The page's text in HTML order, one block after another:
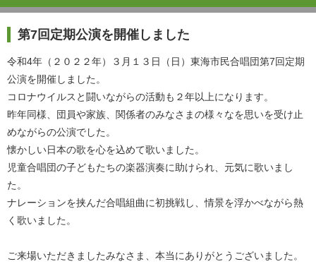
第7回定期公演を開催しました
令和4年（２０２２年）３月１３日（日）東海市民合唱団第7回定期
公演を開催しました。
コロナウイルスと闘いながらの活動も２年以上になります。
昨年同様、団員や家族、関係者のみなさまの様々なを思いを受け止
めながらの公演でした。
懐かしい日本の歌を心を込めて歌いました。
児童合唱団の子どもたちの楽器演奏に助けられ、元気に歌いまし
た。
ナレーションを挟んだ合唱組曲に初挑戦し、情景を浮かべながら熱
く歌いました。
ご来場いただきましたみなさま、本当にありがとうございました。